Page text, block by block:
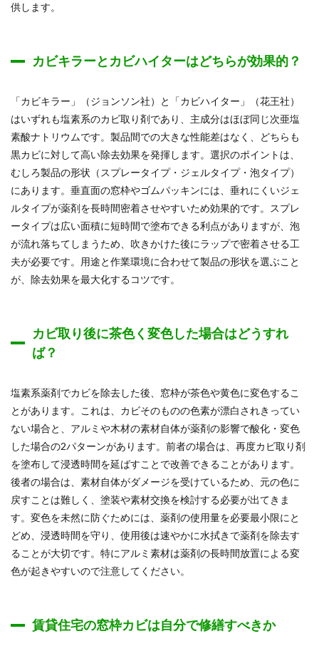
供します。
カビキラーとカビハイターはどちらが効果的？
「カビキラー」（ジョンソン社）と「カビハイター」（花王社）
はいずれも塩素系のカビ取り剤であり、主成分はほぼ同じ次亜塩
素酸ナトリウムです。製品間での大きな性能差はなく、どちらも
黒カビに対して高い除去効果を発揮します。選択のポイントは、
むしろ製品の形状（スプレータイプ・ジェルタイプ・泡タイプ）
にあります。垂直面の窓枠やゴムパッキンには、垂れにくいジェ
ルタイプが薬剤を長時間密着させやすいため効果的です。スプレ
ータイプは広い面積に短時間で塗布できる利点がありますが、泡
が流れ落ちてしまうため、吹きかけた後にラップで密着させる工
夫が必要です。用途と作業環境に合わせて製品の形状を選ぶこと
が、除去効果を最大化するコツです。
カビ取り後に茶色く変色した場合はどうすれ
ば？
塩素系薬剤でカビを除去した後、窓枠が茶色や黄色に変色するこ
とがあります。これは、カビそのものの色素が漂白されきってい
ない場合と、アルミや木材の素材自体が薬剤の影響で酸化・変色
した場合の2パターンがあります。前者の場合は、再度カビ取り剤
を塗布して浸透時間を延ばすことで改善できることがあります。
後者の場合は、素材自体がダメージを受けているため、元の色に
戻すことは難しく、塗装や素材交換を検討する必要が出てきま
す。変色を未然に防ぐためには、薬剤の使用量を必要最小限にと
どめ、浸透時間を守り、使用後は速やかに水拭きで薬剤を除去す
ることが大切です。特にアルミ素材は薬剤の長時間放置による変
色が起きやすいので注意してください。
賃貸住宅の窓枠カビは自分で修繕すべきか